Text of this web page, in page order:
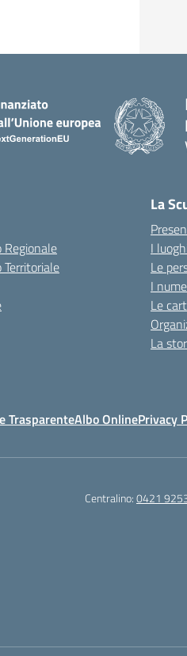
Regionale
Territoriale
La
I luoghi
Le
I
Le
La
TrasparenteAlbo OnlinePrivacy
Centralino:0421